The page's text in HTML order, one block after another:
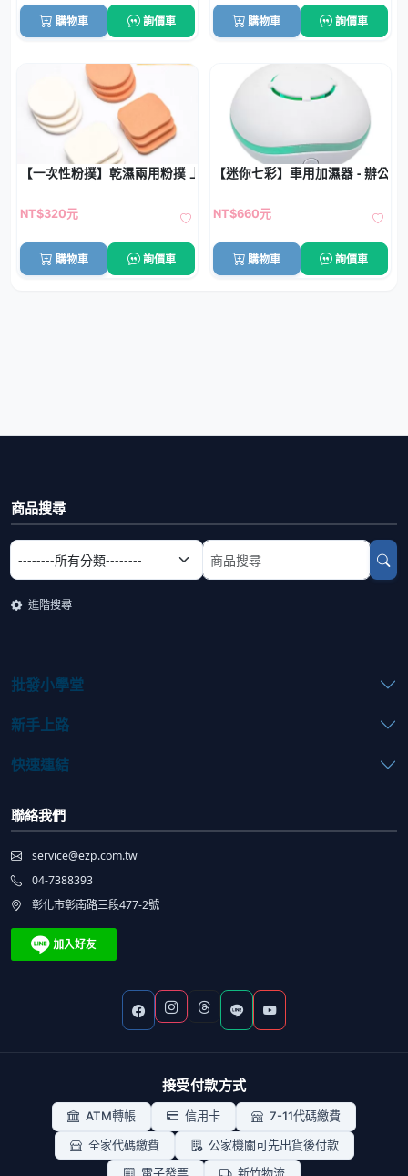
購物車 詢價車 購物車 詢價車
【一次性粉撲】乾濕兩用粉撲 上妝必備 美容院耗材200入
NT$320元
購物車 詢價車
【迷你七彩】車用加濕器 - 辦公芳
NT$660元
購物車 詢價車
商品搜尋
選擇商品分類
搜尋商品關鍵字
進階搜尋
批發小學堂
新手上路
快速連結
聯絡我們
service@ezp.com.tw
04-7388393
彰化市彰南路三段477-2號
接受付款方式
ATM轉帳 信用卡
7-11代碼繳費
全家代碼繳費
公家機關可先出貨後付款